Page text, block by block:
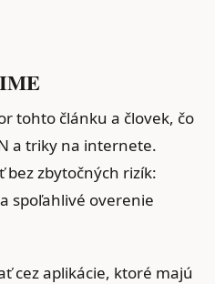
tohto článku a človek, čo
a triky na internete.
bez zbytočných rizík:
spoľahlivé overenie
cez aplikácie, ktoré majú